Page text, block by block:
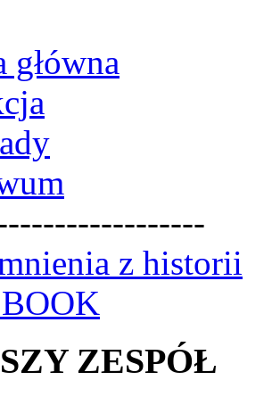
główna
z historii
ZESPÓŁ